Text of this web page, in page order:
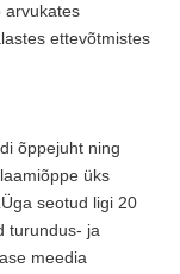
arvukates
ettevõtmistes
õppejuht ning
üks
seotud ligi 20
turundus- ja
meedia